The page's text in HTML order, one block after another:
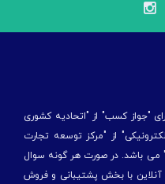
"جواز کسب" از "اتحادیه کشوری
از "مركز توسعه تجارت
می باشد. در صورت هر گونه سوال
آنلاین با بخش پشتیبانی و فروش